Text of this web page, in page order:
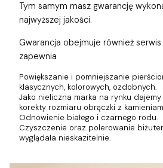
Tym samym masz gwarancję
najwyższej jakości.
Gwarancja obejmuje również
zapewnia
Powiększanie i pomniejszanie
klasycznych, kolorowych, ozdobnych.
Jako nieliczna marka na rynku
korekty rozmiaru obrączki z
Odnowienie białego i czarnego rodu.
Czyszczenie oraz polerowanie
wyglądała nieskazitelnie.